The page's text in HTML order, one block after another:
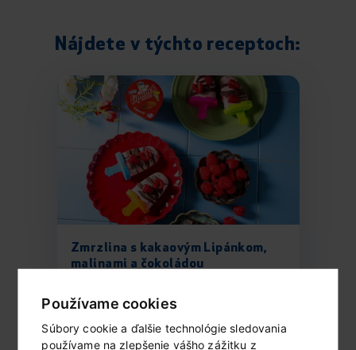
Používame cookies
Súbory cookie a ďalšie technológie sledovania
používame na zlepšenie vášho zážitku z
Nájdete v týchto receptoch:
Zmrzlina s kakaovým Lipánkom,
malinami a čokoládou
ČÍTAŤ ĎALEJ...